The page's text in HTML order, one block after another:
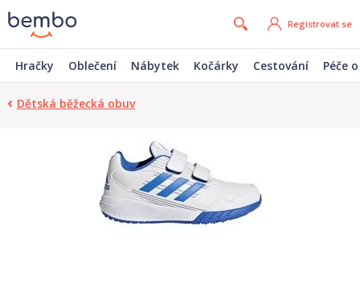
Registrovat se
Hračky Oblečení Nábytek Kočárky Cestování Péče
Dětská běžecká obuv